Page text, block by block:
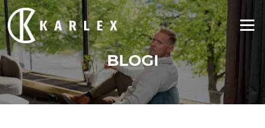
Siirry
suoraan
sisältöön
Valikko
BLOGI